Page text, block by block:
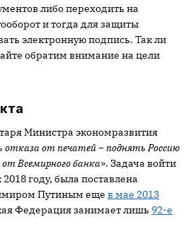
либо переходить на
и тогда для защиты
электронную подпись. Так ли
обратим внимание на цели
Министра экономразвития
отказа от печатей – поднять Россию
от Всемирного банка». Задача войти
году, была поставлена
Путиным еще в мае 2013
Федерация занимает лишь 92-е